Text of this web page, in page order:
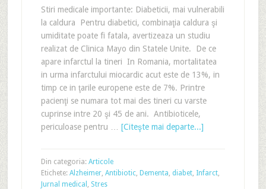
Stiri medicale importante: Diabeticii, mai vulnerabili
la caldura Pentru diabetici, combinaţia caldura şi
umiditate poate fi fatala, avertizeaza un studiu
realizat de Clinica Mayo din Statele Unite. De ce
apare infarctul la tineri In Romania, mortalitatea
in urma infarctului miocardic acut este de 13%, in
timp ce in ţarile europene este de 7%. Printre
pacienţi se numara tot mai des tineri cu varste
cuprinse intre 20 şi 45 de ani. Antibioticele,
periculoase pentru … [Citeşte mai departe...]
Din categoria: Articole
Etichete: Alzheimer, Antibiotic, Dementa, diabet, Infarct,
Jurnal medical , Stres